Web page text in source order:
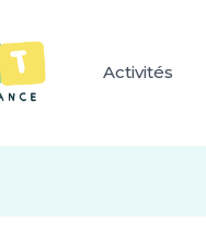
Activités